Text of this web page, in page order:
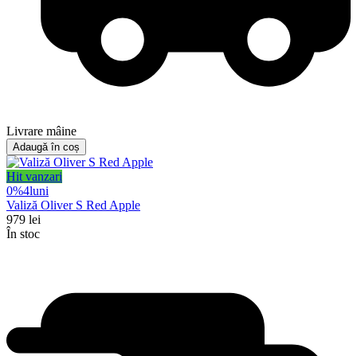
Livrare mâine
Adaugă în coș
Hit vanzari
0%4luni
Valiză Oliver S Red Apple
979 lei
În stoc